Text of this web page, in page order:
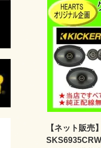
【ネット販売